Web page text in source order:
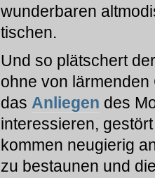
wunderbaren
tischen.
Und so plätschert
ohne von
das Anliegen des
interessieren,
kommen neugierig
zu bestaunen und